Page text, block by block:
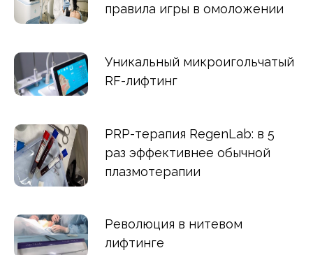
правила игры в омоложении
Уникальный микроигольчатый
RF-лифтинг
PRP-терапия RegenLab: в 5
раз эффективнее обычной
плазмотерапии
Революция в нитевом
лифтинге